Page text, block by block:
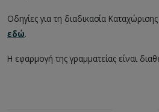
Οδηγίες για τη διαδικασία
εδώ.
Η εφαρμογή της γραμματείας είναι